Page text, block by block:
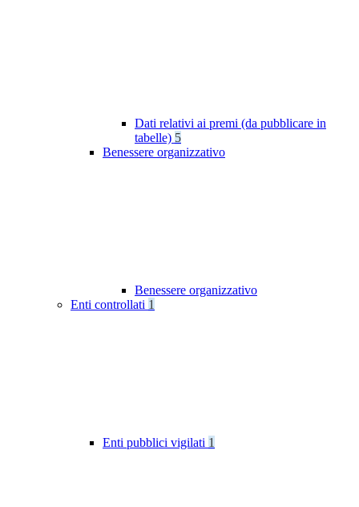
Dati relativi ai premi (da pubblicare in
tabelle) 5
Benessere organizzativo
Benessere organizzativo
Enti controllati 1
Enti pubblici vigilati 1